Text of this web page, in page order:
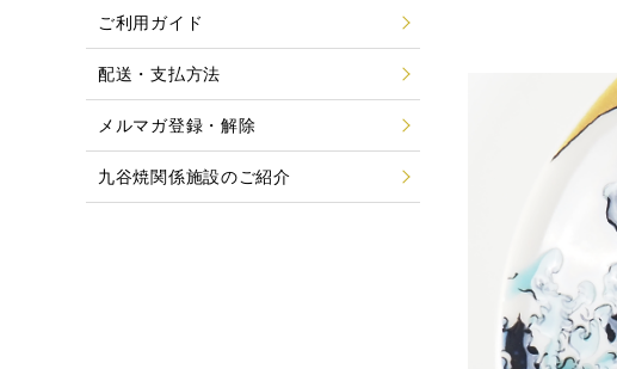
ご利用ガイド
配送・支払方法
メルマガ登録・解除
九谷焼関係施設のご紹介